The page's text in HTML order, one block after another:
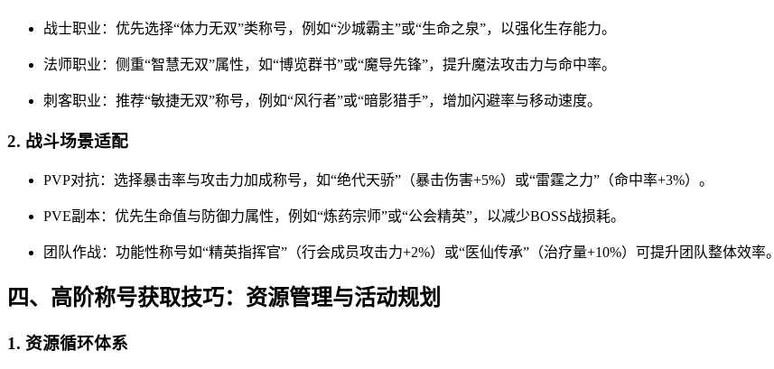
战士职业：优先选择“体力无双”类称号，例如“沙城霸主”或“生命之泉”，以强化生存能力。
法师职业：侧重“智慧无双”属性，如“博览群书”或“魔导先锋”，提升魔法攻击力与命中率。
刺客职业：推荐“敏捷无双”称号，例如“风行者”或“暗影猎手”，增加闪避率与移动速度。
2. 战斗场景适配
PVP对抗：选择暴击率与攻击力加成称号，如“绝代天骄”（暴击伤害+5%）或“雷霆之力”（命中率+3%）。
PVE副本：优先生命值与防御力属性，例如“炼药宗师”或“公会精英”，以减少BOSS战损耗。
团队作战：功能性称号如“精英指挥官”（行会成员攻击力+2%）或“医仙传承”（治疗量+10%）可提升团队整体效率。
四、高阶称号获取技巧：资源管理与活动规划
1. 资源循环体系